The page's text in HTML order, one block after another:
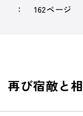
162ページ
再び宿敵と